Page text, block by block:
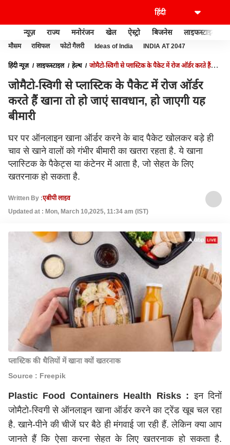
न्यूज़ राज्य मनोरंजन खेल ऐस्ट्रो बिजनेस लाइफस्टाइल
मौसम राशिफल फोटो गैलरी Ideas of India INDIA AT 2047
हिंदी न्यूज़ लाइफस्टाइल हेल्थ
जोमैटो-स्विगी से प्लास्टिक के पैकेट में रोज ऑर्डर करते हैं
जोमैटो-स्विगी से प्लास्टिक के पैकेट में रोज ऑर्डर
करते हैं खाना तो हो जाएं सावधान, हो जाएगी यह
बीमारी
घर पर ऑनलाइन खाना ऑर्डर करने के बाद पैकेट खोलकर बड़े ही
चाव से खाने वालों को गंभीर बीमारी का खतरा रहता है. ये खाना
प्लास्टिक के पैकेट्स या कंटेनर में आता है, जो सेहत के लिए
खतरनाक हो सकता है.
Written By :एबीपी लाइव
Updated at : Mon, March 10,2025, 11:34 am (IST)
प्लास्टिक की थैलियों में खाना क्यों खतरनाक
Source : Freepik
Plastic Food Containers Health Risks : इन दिनों
जोमैटो-स्विगी से ऑनलाइन खाना ऑर्डर करने का ट्रेंड खूब चल रहा
है. खाने-पीने की चीजें घर बैठे ही मंगवाई जा रही हैं. लेकिन क्या आप
जानते हैं कि ऐसा करना सेहत के लिए खतरनाक हो सकता है.